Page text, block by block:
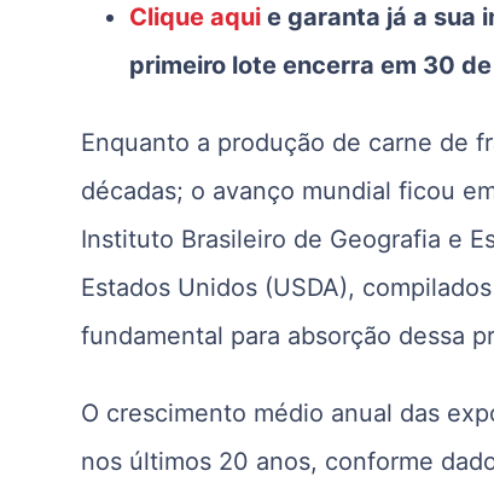
Clique aqui e garanta já a sua
primeiro lote encerra em 30
Enquanto a produção de carne de
décadas; o avanço mundial ficou
Instituto Brasileiro de Geografia e
Estados Unidos (USDA),
fundamental para absorção dessa
O crescimento médio anual das
nos últimos 20 anos, conforme